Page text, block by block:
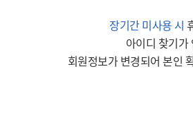
장기간 미사용 시
아이디 찾기
회원정보가 변경되어 본인